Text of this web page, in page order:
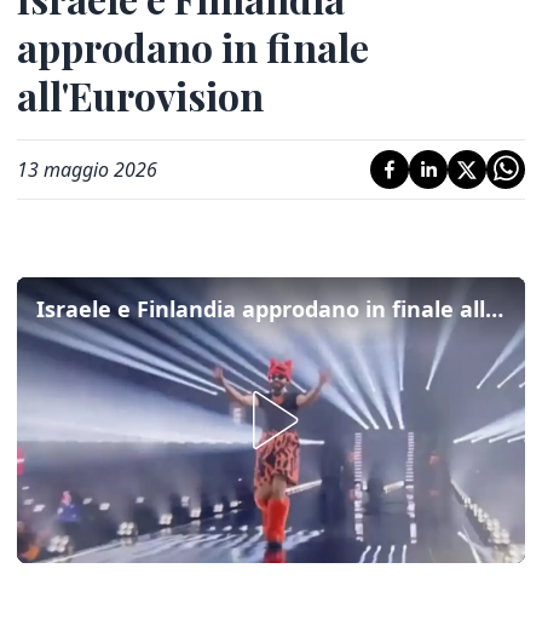
approdano in finale
all'Eurovision
13 maggio 2026
Israele e Finlandia approdano in finale all'Eurovision